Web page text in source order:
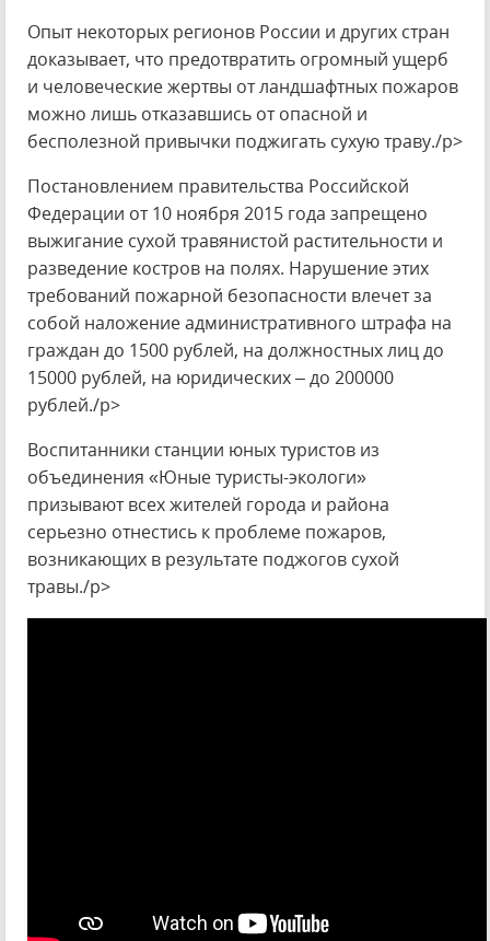
Опыт некоторых регионов России и других стран
доказывает, что предотвратить огромный ущерб
и человеческие жертвы от ландшафтных пожаров
можно лишь отказавшись от опасной и
бесполезной привычки поджигать сухую траву./p>
Постановлением правительства Российской
Федерации от 10 ноября 2015 года запрещено
выжигание сухой травянистой растительности и
разведение костров на полях. Нарушение этих
требований пожарной безопасности влечет за
собой наложение административного штрафа на
граждан до 1500 рублей, на должностных лиц до
15000 рублей, на юридических – до 200000
рублей./p>
Воспитанники станции юных туристов из
объединения «Юные туристы-экологи»
призывают всех жителей города и района
серьезно отнестись к проблеме пожаров,
возникающих в результате поджогов сухой
травы./p>